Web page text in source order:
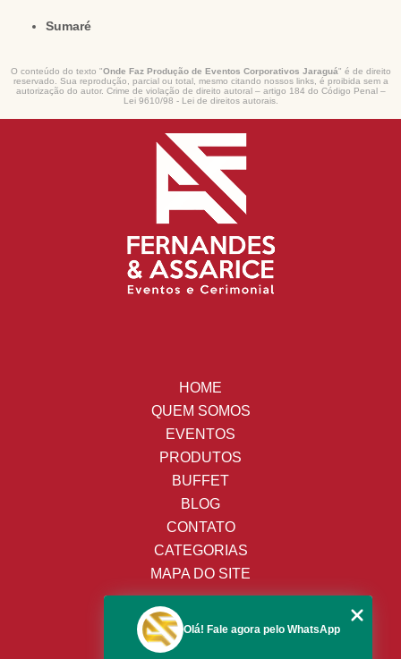
Sumaré
O conteúdo do texto "Onde Faz Produção de Eventos Corporativos Jaraguá" é de direito
reservado. Sua reprodução, parcial ou total, mesmo citando nossos links, é proibida sem a
autorização do autor. Crime de violação de direito autoral – artigo 184 do Código Penal –
Lei 9610/98 - Lei de direitos autorais.
HOME
QUEM SOMOS
EVENTOS
PRODUTOS
BUFFET
BLOG
CONTATO
CATEGORIAS
MAPA DO SITE
(19) 3428-8443
(19) 99652-9009
Olá! Fale agora pelo WhatsApp